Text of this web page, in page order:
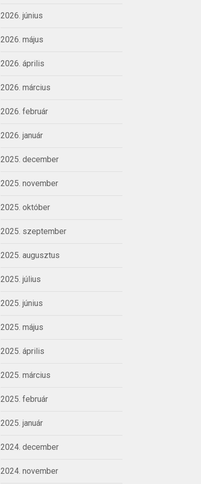
2026. június
2026. május
2026. április
2026. március
2026. február
2026. január
2025. december
2025. november
2025. október
2025. szeptember
2025. augusztus
2025. július
2025. június
2025. május
2025. április
2025. március
2025. február
2025. január
2024. december
2024. november